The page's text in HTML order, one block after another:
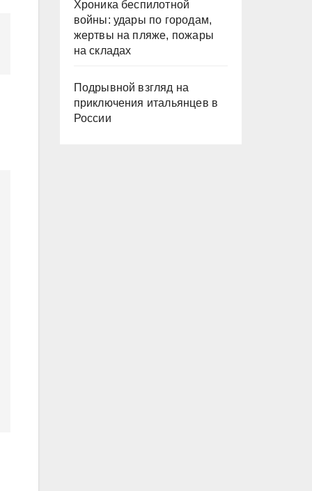
Хроника беспилотной
войны: удары по городам,
жертвы на пляже, пожары
на складах
Подрывной взгляд на
приключения итальянцев в
России